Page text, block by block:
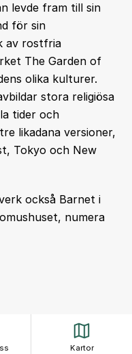
levde fram till sin
för sin
av rostfria
The Garden of
olika kulturer.
stora religiösa
tider och
likadana versioner,
Tokyo och New
också Barnet i
numera
Kartor